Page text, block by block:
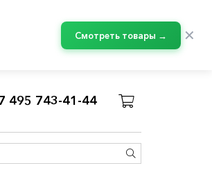
Смотреть товары → ✕
495 743-41-44